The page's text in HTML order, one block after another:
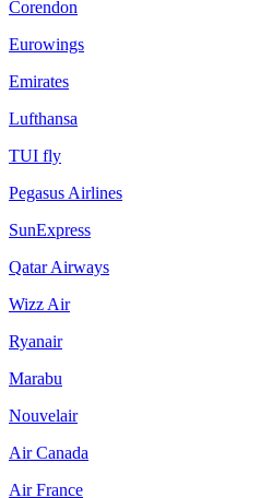
Corendon
Eurowings
Emirates
Lufthansa
TUI fly
Pegasus Airlines
SunExpress
Qatar Airways
Wizz Air
Ryanair
Marabu
Nouvelair
Air Canada
Air France